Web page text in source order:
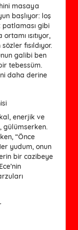
masaya
başlıyor: loş
patlaması gibi
ısıtıyor,
fısıldıyor.
galibi ben
tebessüm.
daha derine
enerjik ve
gülümserken.
“Önce
yudum, onun
bir cazibeye